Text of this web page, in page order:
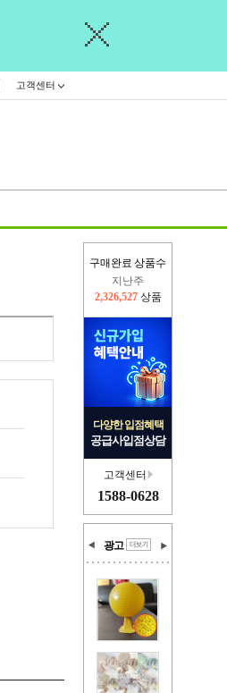
고객센터
구매완료 상품수
지난주
2,326,527 상품
다양한 입점혜택
공급사입점상담
고객센터
1588-0628
광고